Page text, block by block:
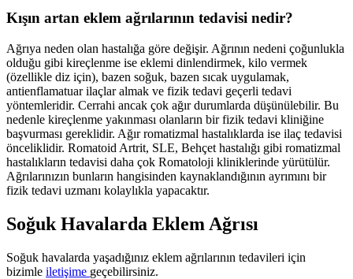
Kışın artan eklem ağrılarının tedavisi nedir?
Ağrıya neden olan hastalığa göre değişir. Ağrının nedeni çoğunlukla
olduğu gibi kireçlenme ise eklemi dinlendirmek, kilo vermek
(özellikle diz için), bazen soğuk, bazen sıcak uygulamak,
antienflamatuar ilaçlar almak ve fizik tedavi geçerli tedavi
yöntemleridir. Cerrahi ancak çok ağır durumlarda düşünülebilir. Bu
nedenle kireçlenme yakınması olanların bir fizik tedavi kliniğine
başvurması gereklidir. Ağır romatizmal hastalıklarda ise ilaç tedavisi
önceliklidir. Romatoid Artrit, SLE, Behçet hastalığı gibi romatizmal
hastalıkların tedavisi daha çok Romatoloji kliniklerinde yürütülür.
Ağrılarınızın bunların hangisinden kaynaklandığının ayrımını bir
fizik tedavi uzmanı kolaylıkla yapacaktır.
Soğuk Havalarda Eklem Ağrısı
Soğuk havalarda yaşadığınız eklem ağrılarının tedavileri için
bizimle iletişime geçebilirsiniz.